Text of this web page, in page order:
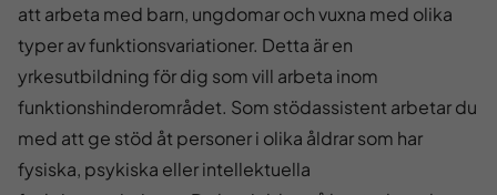
att arbeta med barn, ungdomar och vuxna med olika
typer av funktionsvariationer. Detta är en
yrkesutbildning för dig som vill arbeta inom
funktionshinderområdet. Som stödassistent arbetar du
med att ge stöd åt personer i olika åldrar som har
fysiska, psykiska eller intellektuella